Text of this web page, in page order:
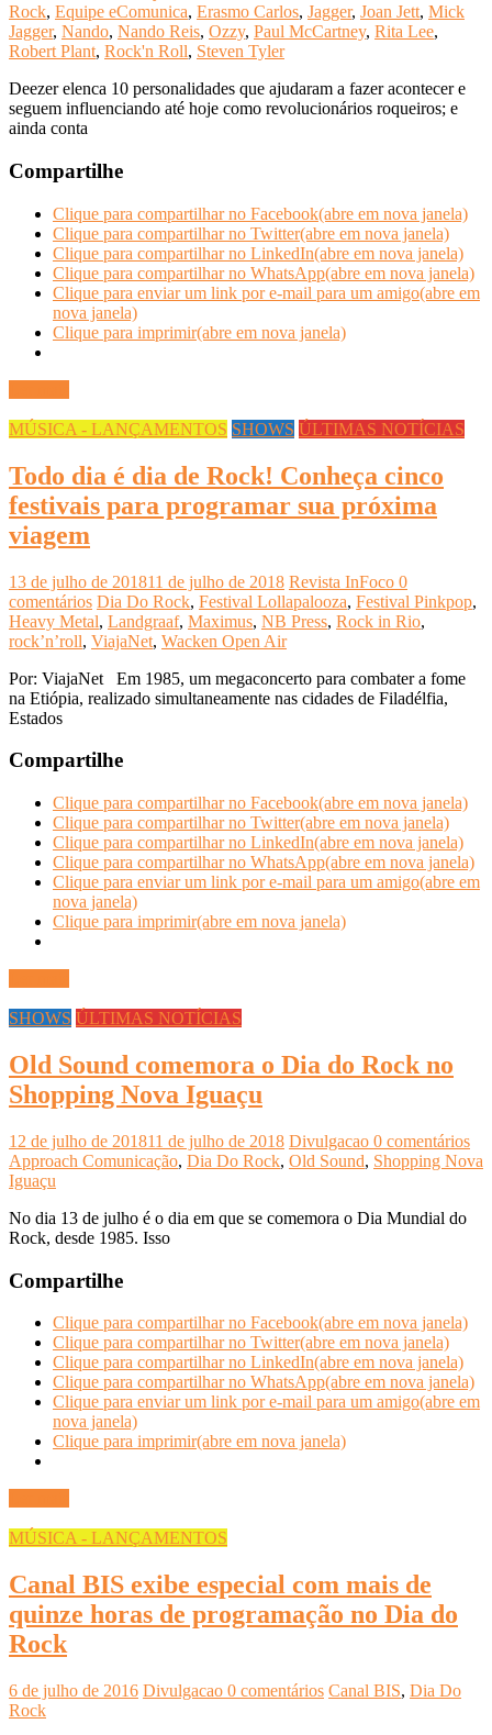
Rock, Equipe eComunica, Erasmo Carlos, Jagger, Joan Jett, Mick
Jagger, Nando, Nando Reis, Ozzy, Paul McCartney, Rita Lee,
Robert Plant, Rock'n Roll, Steven Tyler
Deezer elenca 10 personalidades que ajudaram a fazer acontecer e
seguem influenciando até hoje como revolucionários roqueiros; e
ainda conta
Compartilhe
Clique para compartilhar no Facebook(abre em nova janela)
Clique para compartilhar no Twitter(abre em nova janela)
Clique para compartilhar no LinkedIn(abre em nova janela)
Clique para compartilhar no WhatsApp(abre em nova janela)
Clique para enviar um link por e-mail para um amigo(abre em
nova janela)
Clique para imprimir(abre em nova janela)
MÚSICA - LANÇAMENTOS SHOWS ÚLTIMAS NOTÍCIAS
Todo dia é dia de Rock! Conheça cinco
festivais para programar sua próxima
viagem
13 de julho de 201811 de julho de 2018 Revista InFoco 0
comentários Dia Do Rock, Festival Lollapalooza, Festival Pinkpop,
Heavy Metal, Landgraaf, Maximus, NB Press, Rock in Rio,
rock’n’roll, ViajaNet, Wacken Open Air
Por: ViajaNet Em 1985, um megaconcerto para combater a fome
na Etiópia, realizado simultaneamente nas cidades de Filadélfia,
Estados
Compartilhe
Clique para compartilhar no Facebook(abre em nova janela)
Clique para compartilhar no Twitter(abre em nova janela)
Clique para compartilhar no LinkedIn(abre em nova janela)
Clique para compartilhar no WhatsApp(abre em nova janela)
Clique para enviar um link por e-mail para um amigo(abre em
nova janela)
Clique para imprimir(abre em nova janela)
SHOWS ÚLTIMAS NOTÍCIAS
Old Sound comemora o Dia do Rock no
Shopping Nova Iguaçu
12 de julho de 201811 de julho de 2018 Divulgacao 0 comentários
Approach Comunicação, Dia Do Rock, Old Sound, Shopping Nova
Iguaçu
No dia 13 de julho é o dia em que se comemora o Dia Mundial do
Rock, desde 1985. Isso
Compartilhe
Clique para compartilhar no Facebook(abre em nova janela)
Clique para compartilhar no Twitter(abre em nova janela)
Clique para compartilhar no LinkedIn(abre em nova janela)
Clique para compartilhar no WhatsApp(abre em nova janela)
Clique para enviar um link por e-mail para um amigo(abre em
nova janela)
Clique para imprimir(abre em nova janela)
MÚSICA - LANÇAMENTOS
Canal BIS exibe especial com mais de
quinze horas de programação no Dia do
Rock
6 de julho de 2016 Divulgacao 0 comentários Canal BIS, Dia Do
Rock